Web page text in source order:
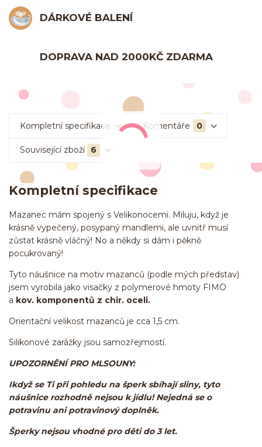
DÁRKOVÉ BALENÍ
DOPRAVA NAD 2000KČ ZDARMA
Kompletní specifikace Komentáře 0
Související zboží 6
Kompletní specifikace
Mazanec mám spojený s Velikonocemi. Miluju, když je
krásně vypečený, posypaný mandlemi, ale uvnitř musí
zůstat krásně vláčný! No a někdy si dám i pěkně
pocukrovaný!
Tyto náušnice na motiv mazanců (podle mých představ)
jsem vyrobila jako visačky z polymerové hmoty FIMO
a kov. komponentů z chir. oceli.
Orientační velikost mazanců je cca 1,5 cm.
Silikonové zarážky jsou samozřejmostí.
UPOZORNĚNÍ PRO MLSOUNY:
Ikdyž se Ti při pohledu na šperk sbíhají sliny, tyto
náušnice rozhodně nejsou k jídlu! Nejedná se o
potravinu ani potravinový doplněk.
Šperky nejsou vhodné pro děti do 3 let.